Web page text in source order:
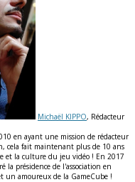
Michaël KIPPO, Rédacteur
en ayant une mission de rédacteur
cela fait maintenant plus de 10 ans
et la culture du jeu vidéo ! En 2017
la présidence de l'association en
un amoureux de la GameCube !